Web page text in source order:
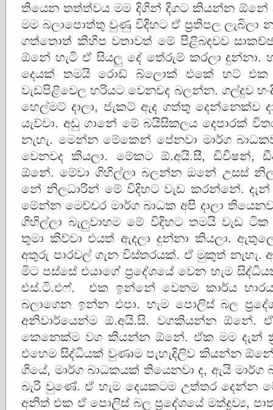
තියෙන තත්ත්වය මම දිගින් දිගට කියන්න ඕනේ
මම බලාපොත්තු වුණු විදිහට ඒ ප්‍රතිපල ලැබිලා
ගත්තොත් කිහිප වතාවත් මේ පිළිබදචව
ඕනේ හැටි ඒ සියලු දේ තේරුම් කරලා දුන්නා.
දෙයක් තමයි රොඩ් බ්ලොක් එකේ හට් එක
වැඩපිළිවෙල හරියට වෙනවද බලන්න. ගල්දුව
හෙල්මට් දාලා, ජැකට් ඇද ගත්තු දෙන්නෙක්ව
යැව්වා. අඩු ගානේ මේ බයිසිකලය දෙපාරක්
නැහැ. මෙන්න මේකෙන් පේනවා මාර්ග
වෙනවද කියලා. මේකට ඕ.අයි.සී, ඩිවිෂන්,
ඕනේ. මේවා ගිහිල්ලා බලන්න ඔනේ උසස්
නේ නිලධාරින් මේ විදිහට වැඩ කරන්නේ.
මේන්න මෙච්චර මාර්ග බාධක අපි දාලා
ගිහිල්ලා බැලුවාහම මේ විදිහට තමයි වැඩ
තුමා කිව්වා එයත් ඇදලා දුන්නා කියලා.
අතුරු පාරවල් ගැන විස්තරයක්. ඒ මුකුත් නැහැ.
මිට පස්සේ එයාගේ ප්‍රදේශයේ වෙන හැම
එස්.ටි.එෆ්. එක ඉන්නේ වෙනම කාර්ය
බලාගෙන ඉන්න එපා. හැම පොලිස් බල
අනිවාර්යෙන්ම ඕ.අයි.සි. වගකියන්න ඕනේ.
කෙනෙක්ම වග කියන්න ඕනේ. ඒක මම දැන්
එහෙම සිද්ධියක් වුණාම පැහැදිලිව කියන්න
ගියේ, මාර්ග බාධකයක් තියෙනවා ද, ඇයි
බැරි වුණේ. ඒ හැම දෙයකටම උත්තර දෙන්න
අනිත් එක ඒ පොලිස් බල ප්‍රදේශයේ මත්ද්‍රව්‍ය,